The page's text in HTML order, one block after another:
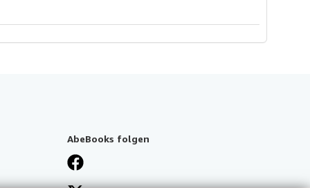
AbeBooks folgen